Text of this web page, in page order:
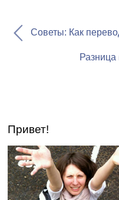
Советы: Как
Разница
Привет!